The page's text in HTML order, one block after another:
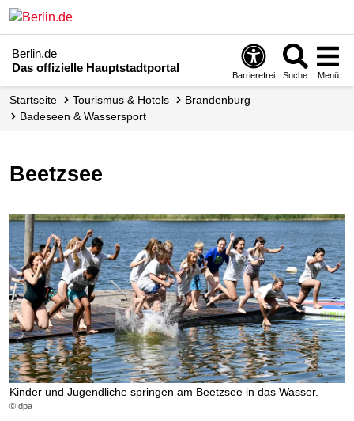
Berlin.de
Das offizielle Hauptstadtportal
Barrierefrei Suche Menü
Startseite Tourismus & Hotels
Brandenburg
Badeseen & Wassersport
Beetzsee
Kinder und Jugendliche springen am Beetzsee in das Wasser.
© dpa